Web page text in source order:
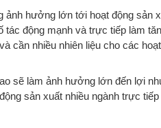
ảnh hưởng lớn tới hoạt động sản
động mạnh và trực tiếp làm
cần nhiều nhiên liệu cho các
sẽ làm ảnh hưởng lớn đến lợi
sản xuất nhiều ngành trực